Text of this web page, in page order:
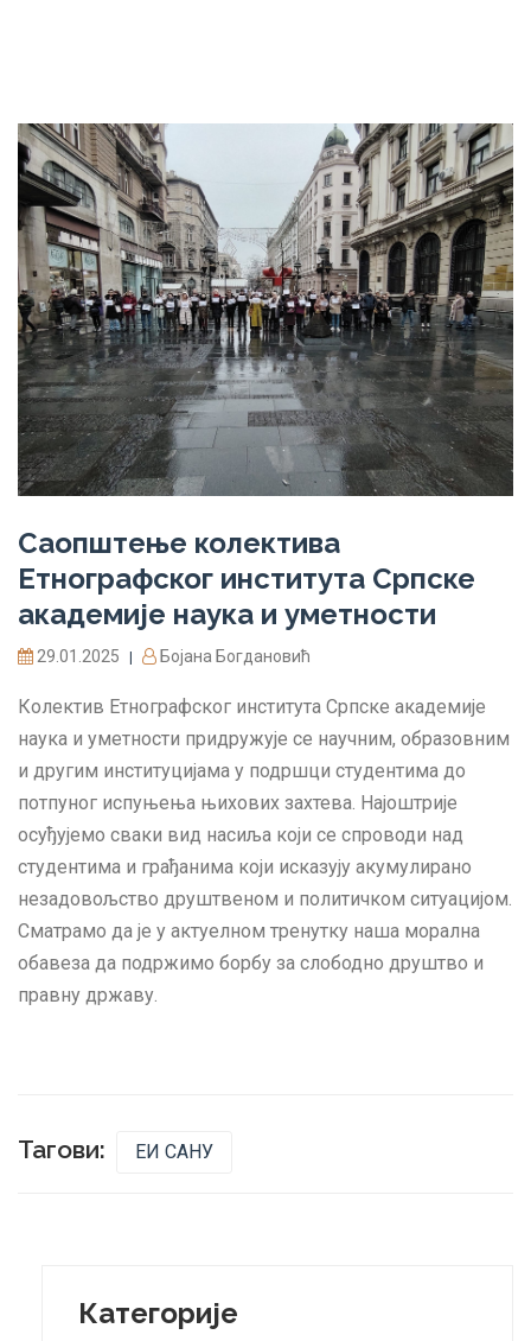
Саопштење колектива
Етнографског института Српске
академије наука и уметности
29.01.2025 | Бојана Богдановић
Колектив Етнографског института Српске академије
наука и уметности придружује се научним, образовним
и другим институцијама у подршци студентима до
потпуног испуњења њихових захтева. Најоштрије
осуђујемо сваки вид насиља који се спроводи над
студентима и грађанима који исказују акумулирано
незадовољство друштвеном и политичком ситуацијом.
Сматрамо да је у актуелном тренутку наша морална
обавеза да подржимо борбу за слободно друштво и
правну државу.
Тагови: ЕИ САНУ
Категорије